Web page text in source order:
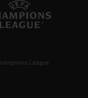
League